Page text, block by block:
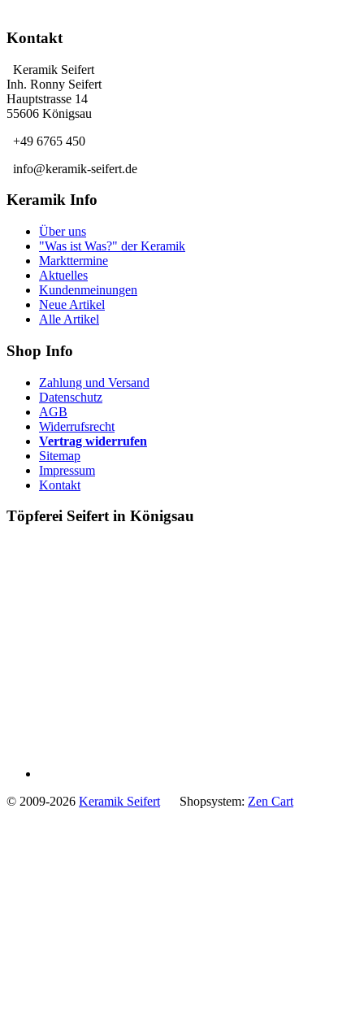
Kontakt
Keramik Seifert
Inh. Ronny Seifert
Hauptstrasse 14
55606 Königsau
+49 6765 450
info@keramik-seifert.de
Keramik Info
Über uns
"Was ist Was?" der Keramik
Markttermine
Aktuelles
Kundenmeinungen
Neue Artikel
Alle Artikel
Shop Info
Zahlung und Versand
Datenschutz
AGB
Widerrufsrecht
Vertrag widerrufen
Sitemap
Impressum
Kontakt
Töpferei Seifert in Königsau
© 2009-2026 Keramik Seifert Shopsystem: Zen Cart